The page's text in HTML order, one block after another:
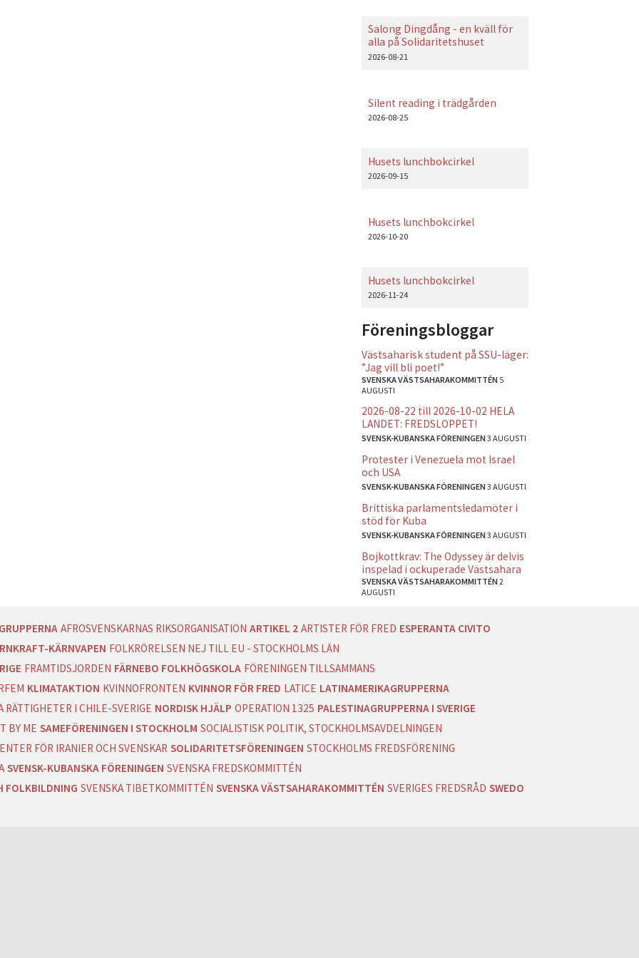
Salong Dingdång - en kväll för
alla på Solidaritetshuset
2026-08-21
Silent reading i trädgården
2026-08-25
Husets lunchbokcirkel
2026-09-15
Husets lunchbokcirkel
2026-10-20
Husets lunchbokcirkel
2026-11-24
Föreningsbloggar
Västsaharisk student på SSU-läger:
”Jag vill bli poet!”
SVENSKA VÄSTSAHARAKOMMITTÉN 5
AUGUSTI
2026-08-22 till 2026-10-02 HELA
LANDET: FREDSLOPPET!
SVENSK-KUBANSKA FÖRENINGEN3 AUGUSTI
Protester i Venezuela mot Israel
och USA
SVENSK-KUBANSKA FÖRENINGEN3 AUGUSTI
Brittiska parlamentsledamöter i
stöd för Kuba
SVENSK-KUBANSKA FÖRENINGEN3 AUGUSTI
Bojkottkrav: The Odyssey är delvis
inspelad i ockuperade Västsahara
SVENSKA VÄSTSAHARAKOMMITTÉN2
AUGUSTI
AFROSVENSKARNAS RIKSORGANISATION ARTIKEL 2 ARTISTER FÖR FRED ESPERANTA CIVITO
KÄRNVAPEN FOLKRÖRELSEN NEJ TILL EU - STOCKHOLMS LÄN
FRAMTIDSJORDEN FÄRNEBO FOLKHÖGSKOLA FÖRENINGEN TILLSAMMANS
KLIMATAKTION KVINNOFRONTEN KVINNOR FÖR FRED LATICE LATINAMERIKAGRUPPERNA
RÄTTIGHETER I CHILE-SVERIGE NORDISK HJÄLP OPERATION 1325 PALESTINAGRUPPERNA I SVERIGE
BY ME SAMEFÖRENINGEN I STOCKHOLM SOCIALISTISK POLITIK, STOCKHOLMSAVDELNINGEN
FÖR IRANIER OCH SVENSKAR SOLIDARITETSFÖRENINGEN STOCKHOLMS FREDSFÖRENING
SVENSK-KUBANSKA FÖRENINGEN SVENSKA FREDSKOMMITTÉN
FOLKBILDNING SVENSKA TIBETKOMMITTÉN SVENSKA VÄSTSAHARAKOMMITTÉN SVERIGES FREDSRÅD SWEDO